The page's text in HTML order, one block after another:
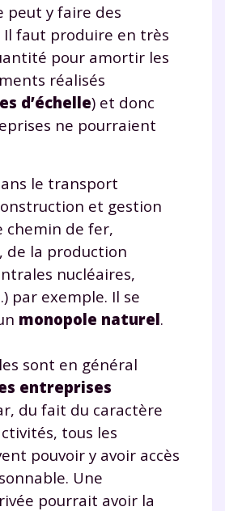
peut y faire des
Il faut produire en très
pour amortir les
réalisés
d’échelle) et donc
ne pourraient
le transport
et gestion
chemin de fer,
de la production
nucléaires,
par exemple. Il se
monopole naturel.
sont en général
entreprises
du fait du caractère
tous les
pouvoir y avoir accès
Une
pourrait avoir la